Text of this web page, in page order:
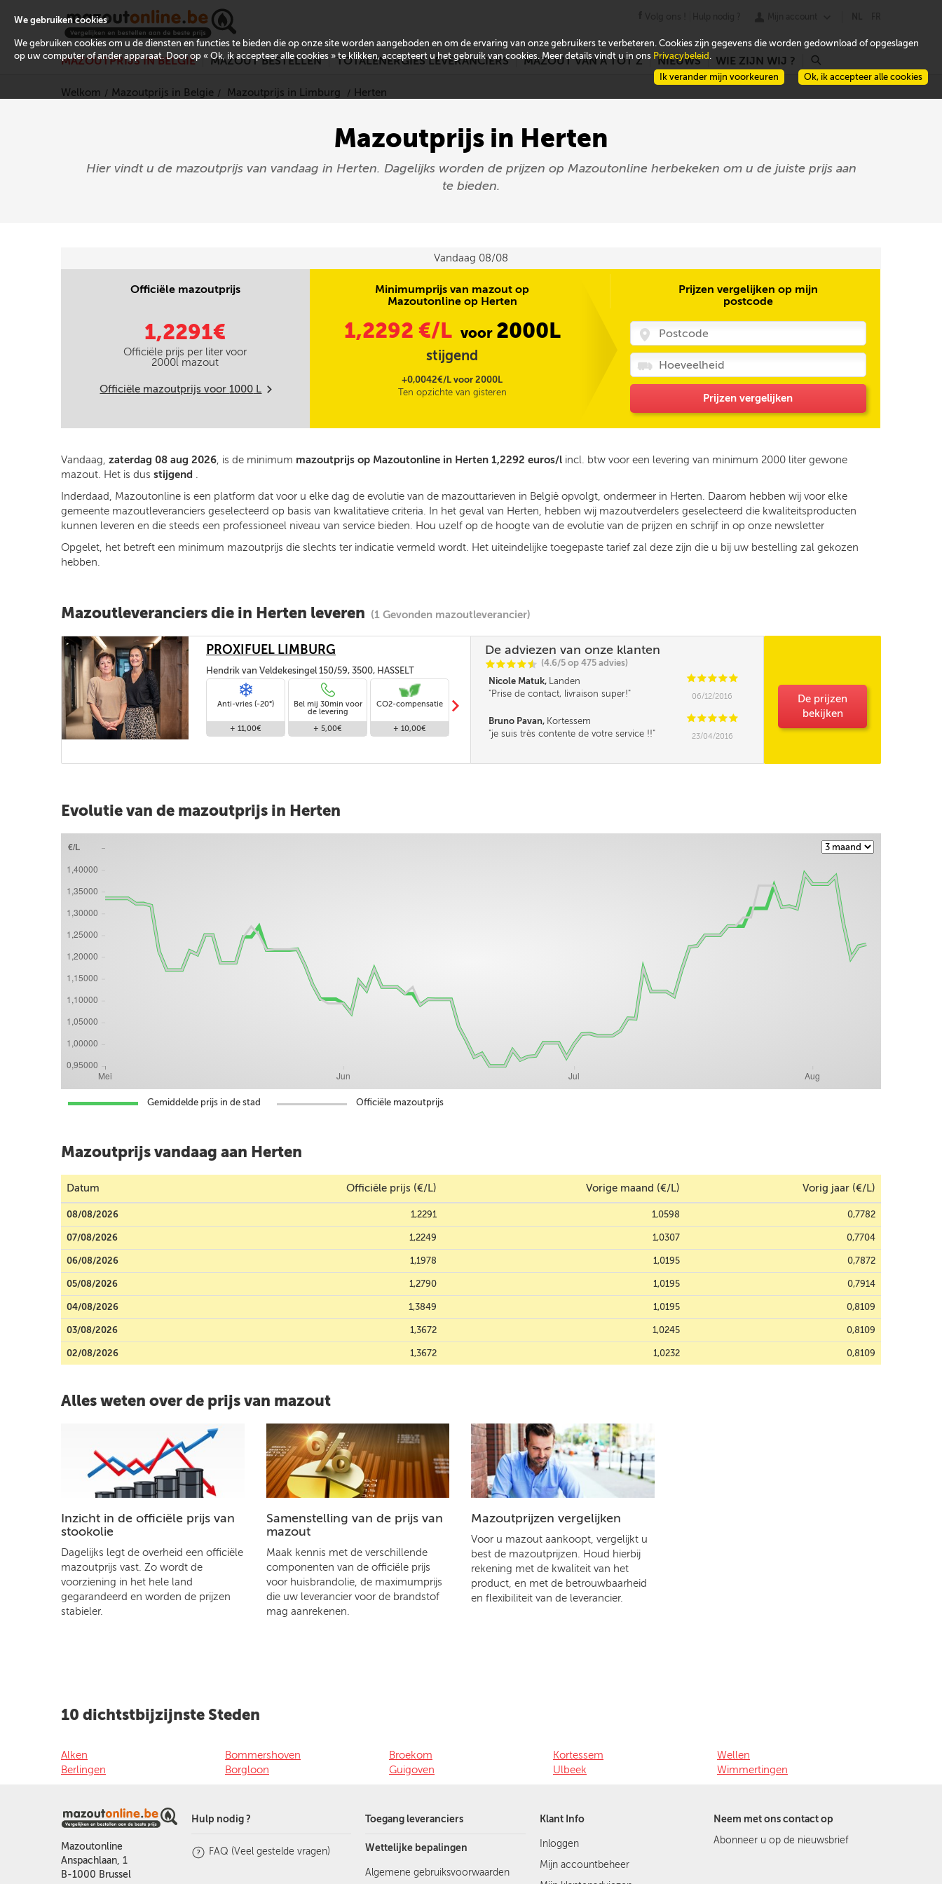
MAZOUTPRIJS IN BELGIË MAZOUT BESTELLEN TOTALENERGIES LEVERANCIERS MAZOUT VAN A TOT Z NIEUWS WIE ZIJN WIJ ? r
Welkom Mazoutprijs in Belgie Mazoutprijs in Limburg Herten
Mazoutprijs in Herten
Hier vindt u de mazoutprijs van vandaag in Herten. Dagelijks worden de prijzen op Mazoutonline herbekeken om u de juiste prijs aan
te bieden.
Vandaag 08/08
Officiële mazoutprijs
1,2291€
Officiële prijs per liter voor
2000l mazout
Officiële mazoutprijs voor1000 L m
Minimumprijs van mazout op
Mazoutonline op Herten
1,2292 €/L voor 2000L
stijgend
+0,0042€/L voor 2000L
Ten opzichte van gisteren
Prijzen vergelijken op mijn
postcode
Prijzen vergelijken
Vandaag, zaterdag 08 aug 2026, is de minimum mazoutprijs op Mazoutonline in Herten 1,2292 euros/l incl. btw voor een levering van minimum 2000 liter gewone
mazout. Het is dus stijgend .
Inderdaad, Mazoutonline is een platform dat voor u elke dag de evolutie van de mazouttarieven in België opvolgt, ondermeer in Herten. Daarom hebben wij voor elke
gemeente mazoutleveranciers geselecteerd op basis van kwalitatieve criteria. In het geval van Herten, hebben wij mazoutverdelers geselecteerd die kwaliteitsproducten
kunnen leveren en die steeds een professioneel niveau van service bieden. Hou uzelf op de hoogte van de evolutie van de prijzen en schrijf in op onze newsletter
Opgelet, het betreft een minimum mazoutprijs die slechts ter indicatie vermeld wordt. Het uiteindelijke toegepaste tarief zal deze zijn die u bij uw bestelling zal gekozen
hebben.
Mazoutleveranciers die in Herten leveren (1 Gevonden mazoutleverancier)
PROXIFUEL LIMBURG
Hendrik van Veldekesingel 150/59, 3500, HASSELT
Anti-vries (-20°)
+ 11,00€
Bel mij 30min voor
de levering
+ 5,00€
CO2-compensatie
+ 10,00€
Standaard levering
Gratis
m
De adviezen van onze klanten
CCCCi
@ (4.6/5 op 475 advies)
Nicole Matuk, Landen CCCCC
Prise de contact, livraison super!
06/12/2016
Bruno Pavan, Kortessem CCCCC
je suis très contente de votre service !!
23/04/2016
De prijzen
bekijken
Evolutie van de mazoutprijs in Herten
Gemiddelde prijs in de stad Officiële mazoutprijs
Mazoutprijs vandaag aan Herten
Datum Officiële prijs (€/L) Vorige maand (€/L) Vorig jaar (€/L)
08/08/2026 1,2291 1,0598 0,7782
07/08/2026 1,2249 1,0307 0,7704
06/08/2026 1,1978 1,0195 0,7872
05/08/2026 1,2790 1,0195 0,7914
04/08/2026 1,3849 1,0195 0,8109
03/08/2026 1,3672 1,0245 0,8109
02/08/2026 1,3672 1,0232 0,8109
Alles weten over de prijs van mazout
Inzicht in de officiële prijs van
stookolie
Dagelijks legt de overheid een officiële
mazoutprijs vast. Zo wordt de
voorziening in het hele land
gegarandeerd en worden de prijzen
stabieler.
Samenstelling van de prijs van
mazout
Maak kennis met de verschillende
componenten van de officiële prijs
voor huisbrandolie, de maximumprijs
die uw leverancier voor de brandstof
mag aanrekenen.
Mazoutprijzen vergelijken
Voor u mazout aankoopt, vergelijkt u
best de mazoutprijzen. Houd hierbij
rekening met de kwaliteit van het
product, en met de betrouwbaarheid
en flexibiliteit van de leverancier.
10 dichtstbijzijnste Steden
Alken
Berlingen
Bommershoven
Borgloon
Broekom
Guigoven
Kortessem
Ulbeek
Wellen
Wimmertingen
Mazoutonline
Anspachlaan, 1
B-1000 Brussel
Hulp nodig ?
FAQ (Veel gestelde vragen)
Toegang leveranciers
Wettelijke bepalingen
Algemene gebruiksvoorwaarden
Klant Info
Inloggen
Mijn accountbeheer
Neem met ons contact op
Abonneer u op de nieuwsbrief
We gebruiken cookies
We gebruiken cookies om u de diensten en functies te bieden die op onze site worden aangeboden en om de ervaring van onze gebruikers te verbeteren. Cookies zijn gegevens die worden gedownload of opgeslagen
op uw computer of ander apparaat. Door op « Ok, ik accepteer alle cookies » te klikken, accepteert u het gebruik van cookies. Meer details vindt u in ons Privacybeleid .
Ok, ik accepteer alle cookies
Ik verander mijn voorkeuren